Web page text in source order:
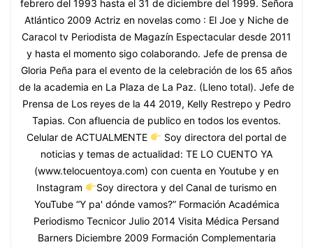
febrero del 1993 hasta el 31 de diciembre del 1999. Señora
Atlántico 2009 Actriz en novelas como : El Joe y Niche de
Caracol tv Periodista de Magazín Espectacular desde 2011
y hasta el momento sigo colaborando. Jefe de prensa de
Gloria Peña para el evento de la celebración de los 65 años
de la academia en La Plaza de La Paz. (Lleno total). Jefe de
Prensa de Los reyes de la 44 2019, Kelly Restrepo y Pedro
Tapias. Con afluencia de publico en todos los eventos.
Celular de ACTUALMENTE
Soy directora del portal de
noticias y temas de actualidad: TE LO CUENTO YA
(www.telocuentoya.com) con cuenta en Youtube y en
Instagram
Soy directora y del Canal de turismo en
YouTube “Y pa' dónde vamos?” Formación Académica
Periodismo Tecnicor Julio 2014 Visita Médica Persand
Barners Diciembre 2009 Formación Complementaria